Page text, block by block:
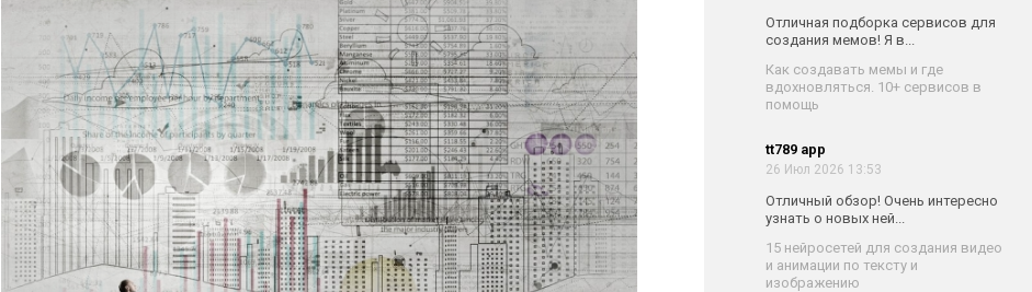
Отличная подборка сервисов для
создания мемов! Я в...
Как создавать мемы и где
вдохновляться. 10+ сервисов в
помощь
tt789 app
26 Июл 2026 13:53
Отличный обзор! Очень интересно
узнать о новых ней...
15 нейросетей для создания видео
и анимации по тексту и
изображению